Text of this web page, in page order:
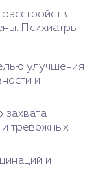
Психиатры
улучшения
и
захвата
и тревожных
и